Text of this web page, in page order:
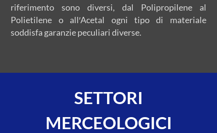
riferimento sono diversi, dal Polipropilene al
Polietilene o all′Acetal ogni tipo di materiale
soddisfa garanzie peculiari diverse.
SETTORI
MERCEOLOGICI